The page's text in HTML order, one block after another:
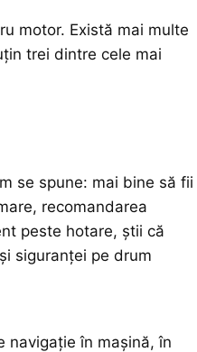
motor. Există mai multe
trei dintre cele mai
se spune: mai bine să fii
recomandarea
peste hotare, știi că
siguranței pe drum
navigație în mașină, în